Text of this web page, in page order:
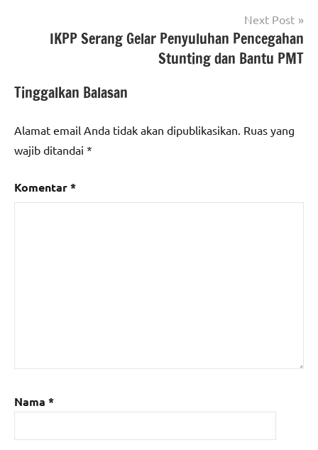
nasional
Next Post
IKPP Serang Gelar Penyuluhan Pencegahan
Stunting dan Bantu PMT
Tinggalkan Balasan
Alamat email Anda tidak akan dipublikasikan. Ruas yang
wajib ditandai *
Komentar*
Nama *